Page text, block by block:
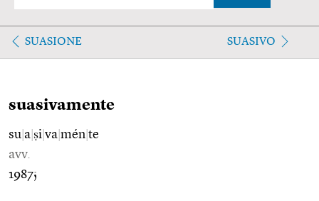
SUASIONE SUASIVO
suasivamente
su a ṣi va mén te
avv.
1987;